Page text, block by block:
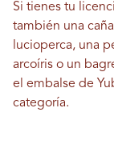
Si tienes tu
también una
lucioperca, una
arcoíris o un
el embalse de
categoría.